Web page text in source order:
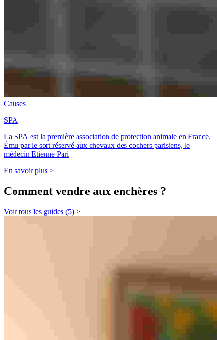
Causes
SPA
La SPA est la première association de protection animale en France.
Ému par le sort réservé aux chevaux des cochers parisiens, le
médecin Etienne Pari
En savoir plus >
Comment vendre aux enchères ?
Voir tous les guides (5) >